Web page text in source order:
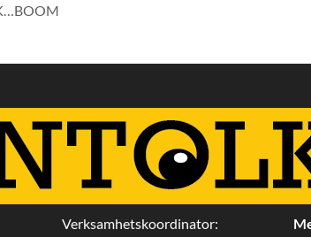
Verksamhetskoordinator: